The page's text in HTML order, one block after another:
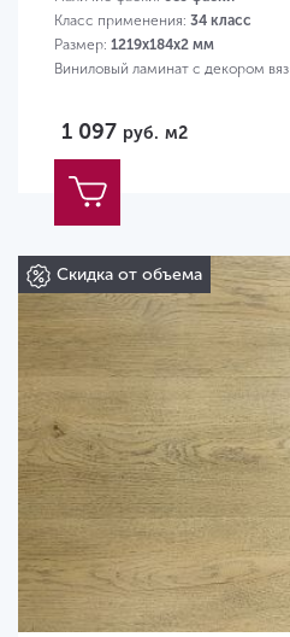
Класс применения: 34 класс
Размер: 1219х184х2 мм
Виниловый ламинат с декором вяз
1 097 руб. м2
Скидка от объема